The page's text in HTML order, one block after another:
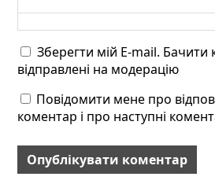
Зберегти мій E-mail. Бачити
відправлені на модерацію
Повідомити мене про
коментар і про наступні